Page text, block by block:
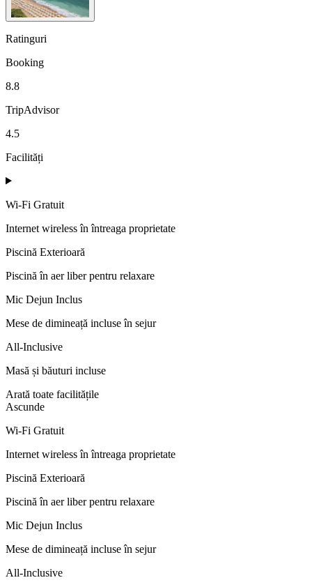
Ratinguri
Booking
8.8
TripAdvisor
4.5
Facilități
Wi-Fi Gratuit
Internet wireless în întreaga proprietate
Piscină Exterioară
Piscină în aer liber pentru relaxare
Mic Dejun Inclus
Mese de dimineață incluse în sejur
All-Inclusive
Masă și băuturi incluse
Arată toate facilitățile
Ascunde
Wi-Fi Gratuit
Internet wireless în întreaga proprietate
Piscină Exterioară
Piscină în aer liber pentru relaxare
Mic Dejun Inclus
Mese de dimineață incluse în sejur
All-Inclusive